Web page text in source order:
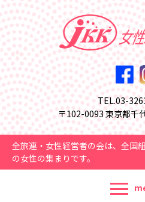
TEL.03-
〒102-0093 東京都千
全旅連・女性経営者の会は、全国
の女性の集まりです。